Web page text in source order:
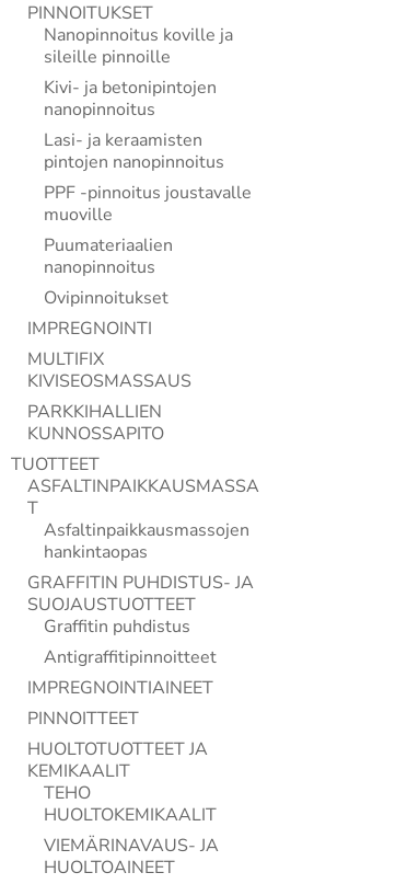
PINNOITUKSET
Nanopinnoitus koville ja
sileille pinnoille
Kivi- ja betonipintojen
nanopinnoitus
Lasi- ja keraamisten
pintojen nanopinnoitus
PPF -pinnoitus joustavalle
muoville
Puumateriaalien
nanopinnoitus
Ovipinnoitukset
IMPREGNOINTI
MULTIFIX
KIVISEOSMASSAUS
PARKKIHALLIEN
KUNNOSSAPITO
TUOTTEET
ASFALTINPAIKKAUSMASSA
T
Asfaltinpaikkausmassojen
hankintaopas
GRAFFITIN PUHDISTUS- JA
SUOJAUSTUOTTEET
Graffitin puhdistus
Antigraffitipinnoitteet
IMPREGNOINTIAINEET
PINNOITTEET
HUOLTOTUOTTEET JA
KEMIKAALIT
TEHO
HUOLTOKEMIKAALIT
VIEMÄRINAVAUS- JA
HUOLTOAINEET